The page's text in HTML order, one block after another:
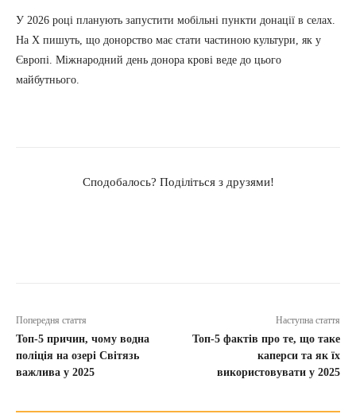
У 2026 році планують запустити мобільні пункти донації в селах.
На X пишуть, що донорство має стати частиною культури, як у
Європі. Міжнародний день донора крові веде до цього
майбутнього.
Сподобалось? Поділіться з друзями!
Попередня стаття
Топ-5 причин, чому водна
поліція на озері Світязь
важлива у 2025
Наступна стаття
Топ-5 фактів про те, що таке
каперси та як їх
використовувати у 2025